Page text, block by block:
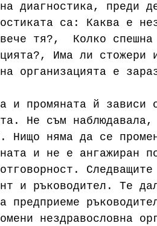
диагностика, преди
са: Каква е
тя?,  Колко
Има ли
организацията е
и промяната й
Не съм
Нищо няма да се
и не е ангажиран
и ръководител. Те
предприеме
нездравословна